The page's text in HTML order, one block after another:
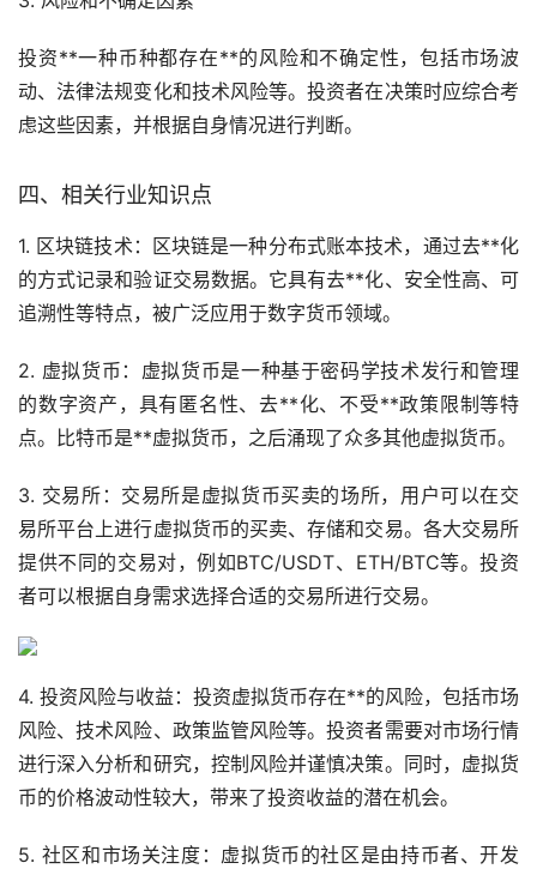
投资**一种币种都存在**的风险和不确定性，包括市场波
动、法律法规变化和技术风险等。投资者在决策时应综合考
虑这些因素，并根据自身情况进行判断。
四、相关行业知识点
1. 区块链技术：区块链是一种分布式账本技术，通过去**化
的方式记录和验证交易数据。它具有去**化、安全性高、可
追溯性等特点，被广泛应用于数字货币领域。
2. 虚拟货币：虚拟货币是一种基于密码学技术发行和管理
的数字资产，具有匿名性、去**化、不受**政策限制等特
点。
比特币是**虚拟货币，之后涌现了众多其他虚拟货币。
3. 交易所：交易所是虚拟货币买卖的场所，用户可以在交
易所平台上进行虚拟货币的买卖、存储和交易。各大交易所
提供不同的交易对，例如BTC/USDT、ETH/BTC等。投资
者可以根据自身需求选择合适的交易所进行交易。
4. 投资风险与收益：投资虚拟货币存在**的风险，包括市场
风险、技术风险、政策监管风险等。投资者需要对市场行情
进行深入分析和研究，控制风险并谨慎决策。同时，虚拟货
币的价格波动性较大，带来了投资收益的潜在机会。
5. 社区和市场关注度：虚拟货币的社区是由持币者、开发